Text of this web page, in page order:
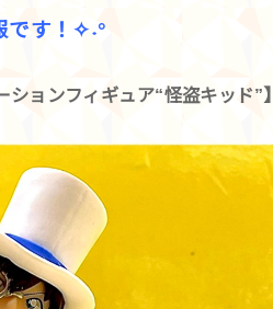
です！✧˖°
ョンフィギュア“怪盗キッド”】